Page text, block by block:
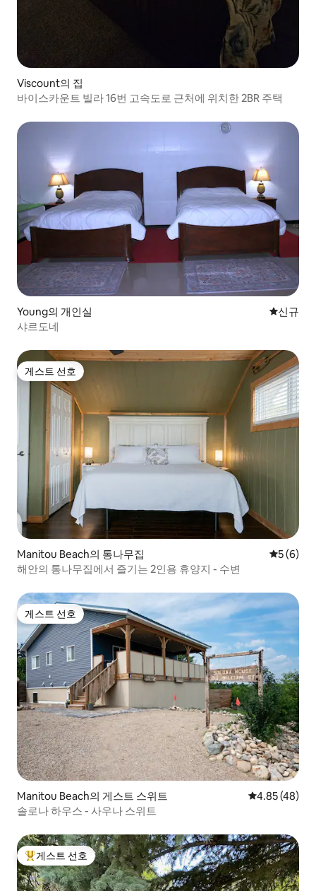
Viscount의 집
바이스카운트 빌라 16번 고속도로 근처에 위치한 2BR 주택
Young의 개인실 신규 숙소
신규
샤르도네
게스트 선호
게스트 선호
Manitou Beach의 통나무집 평점 5점
5 (6)
해안의 통나무집에서 즐기는 2인용 휴양지 - 수변
게스트 선호
게스트 선호
Manitou Beach의 게스트 스위트 평점 4.85점(5
4.85 (48)
솔로나 하우스 - 사우나 스위트
상위 게스트 선호
게스트 선호